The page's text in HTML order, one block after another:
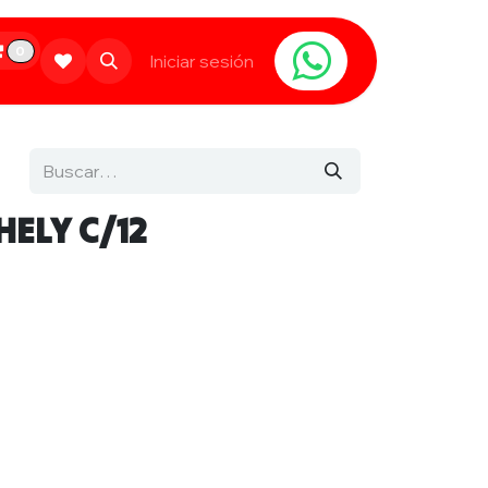
Limpieza Populares Contáctanos
0 Iniciar sesión
C/12